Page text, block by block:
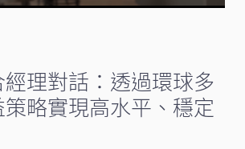
理對話：透過環球多
略實現高水平、穩定